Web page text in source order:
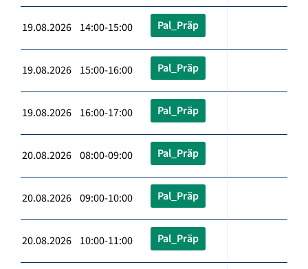
19.08.2026 14:00-15:00 Pal_Präp
19.08.2026 15:00-16:00 Pal_Präp
19.08.2026 16:00-17:00 Pal_Präp
20.08.2026 08:00-09:00 Pal_Präp
20.08.2026 09:00-10:00 Pal_Präp
20.08.2026 10:00-11:00 Pal_Präp